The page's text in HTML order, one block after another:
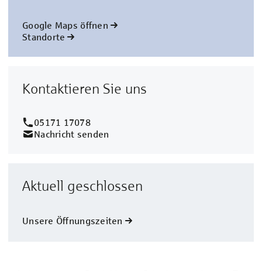
Google Maps öffnen
Standorte
Kontaktieren Sie uns
05171 17078
Nachricht senden
Aktuell geschlossen
Unsere Öffnungszeiten